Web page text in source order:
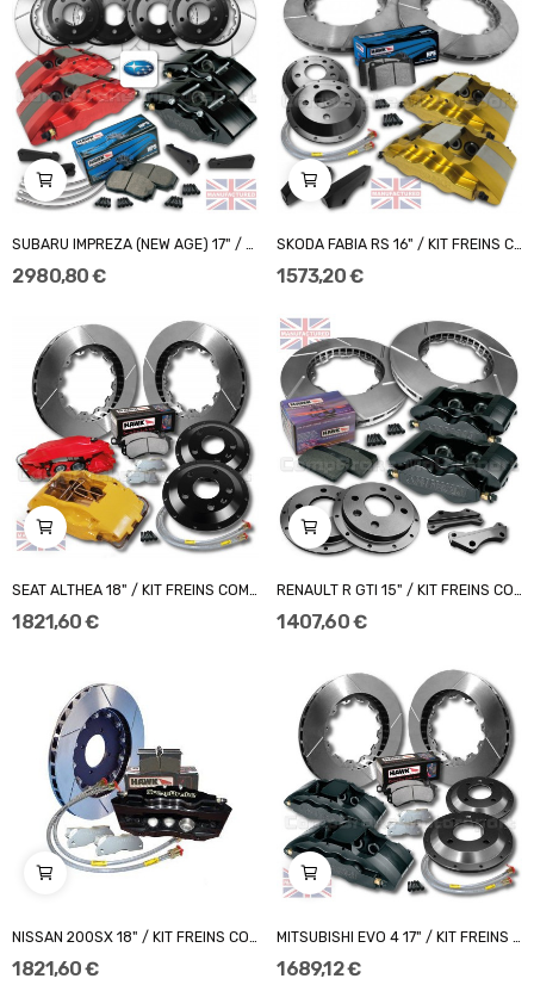
SUBARU IMPREZA (NEW AGE) 17" / COMBO KIT FREINS...
2 980,80 €
SKODA FABIA RS 16" / KIT FREINS COMPBRAKE PRO...
1 573,20 €
SEAT ALTHEA 18" / KIT FREINS COMPBRAKE PRO...
1 821,60 €
RENAULT R GTI 15" / KIT FREINS COMPBRAKE PRO...
1 407,60 €
NISSAN 200SX 18" / KIT FREINS COMPBRAKE PRO...
1 821,60 €
MITSUBISHI EVO 4 17" / KIT FREINS COMPBRAKE...
1 689,12 €